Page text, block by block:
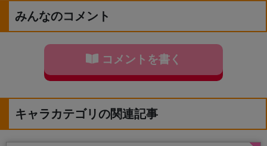
みんなのコメント
コメントを書く
キャラカテゴリの関連記事